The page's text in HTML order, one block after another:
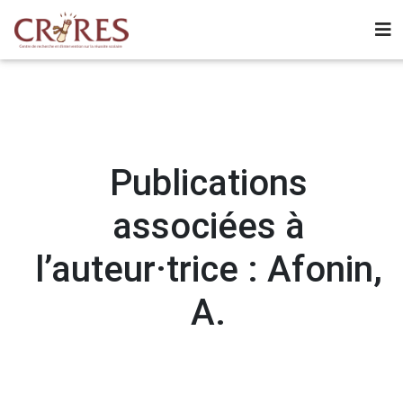
Publications
associées à
l’auteur·trice : Afonin,
A.